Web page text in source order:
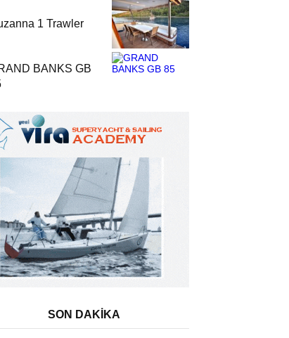
1 Trawler
BANKS GB
SON DAKİKA